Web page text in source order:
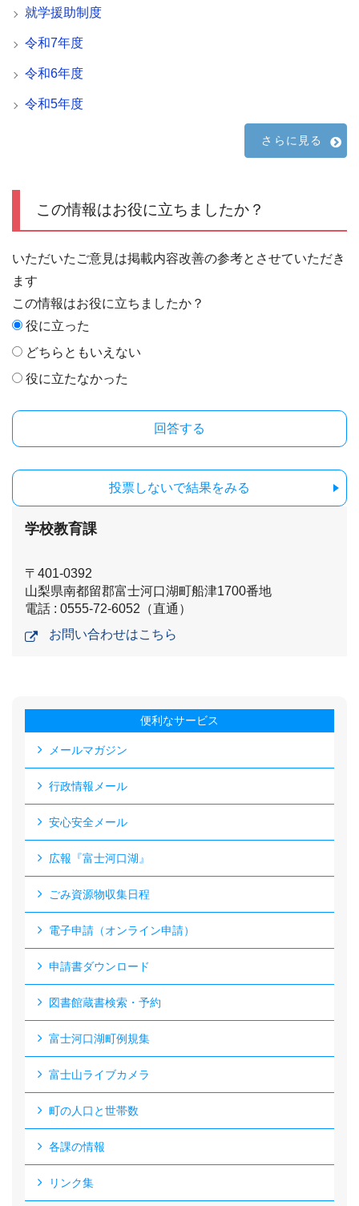
就学援助制度
令和7年度
令和6年度
令和5年度
さらに見る
この情報はお役に立ちましたか？
いただいたご意見は掲載内容改善の参考とさせていただき
ます
この情報はお役に立ちましたか？
役に立った
どちらともいえない
役に立たなかった
投票しないで結果をみる
学校教育課
〒401-0392
山梨県南都留郡富士河口湖町船津1700番地
電話 : 0555-72-6052（直通）
お問い合わせはこちら
便利なサービス
メールマガジン
行政情報メール
安心安全メール
広報『富士河口湖』
ごみ資源物収集日程
電子申請（オンライン申請）
申請書ダウンロード
図書館蔵書検索・予約
富士河口湖町例規集
富士山ライブカメラ
町の人口と世帯数
各課の情報
リンク集